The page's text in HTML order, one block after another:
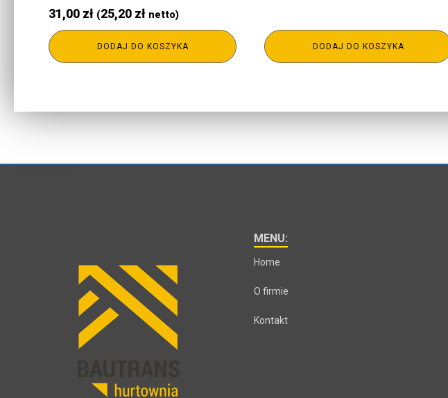
31,00 zł (25,20 zł netto)
DODAJ DO KOSZYKA DODAJ DO KOSZYKA
MENU:
Home
O firmie
Kontakt